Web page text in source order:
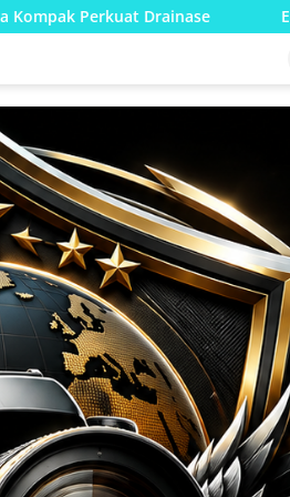
Edukasi Sederhana: Satgas